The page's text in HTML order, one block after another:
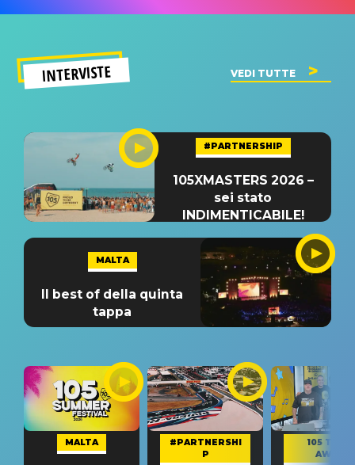
INTERVISTE VEDI TUTTE
#PARTNERSHIP
105XMASTERS 2026 –
sei stato
INDIMENTICABILE!
MALTA
Il best of della quinta
tappa
MALTA
#PARTNERSHI
P
105 TAKE
AWAY